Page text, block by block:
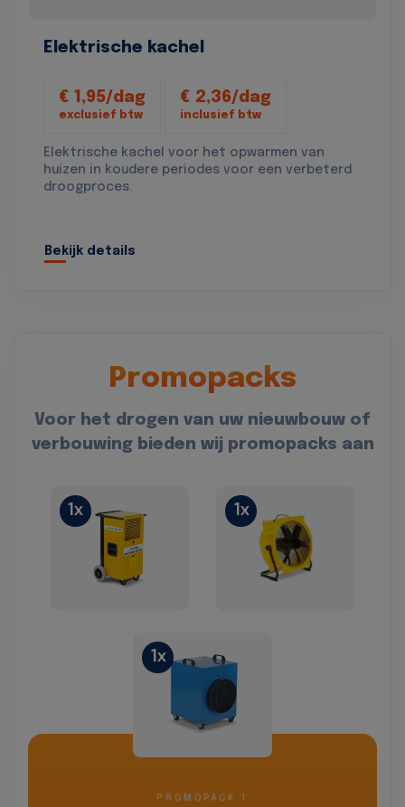
Elektrische kachel
€ 1,95/dag
exclusief btw
€ 2,36/dag
inclusief btw
Elektrische kachel voor het opwarmen van
huizen in koudere periodes voor een verbeterd
droogproces.
Bekijk details
Promopacks
Voor het drogen van uw nieuwbouw of
verbouwing bieden wij promopacks aan
1x 1x
1x
PROMOPACK 1